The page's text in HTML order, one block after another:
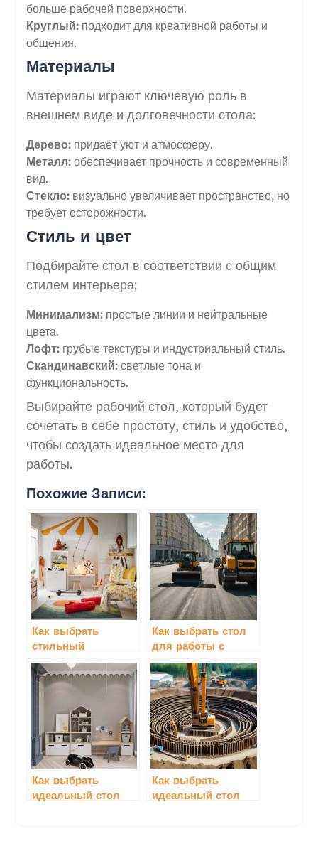
больше рабочей поверхности.
Круглый:подходит для креативной работы и
общения.
Материалы
Материалы играют ключевую роль в
внешнем виде и долговечности стола:
Дерево:придаёт уют и атмосферу.
Металл:обеспечивает прочность и современный
вид.
Стекло:визуально увеличивает пространство, но
требует осторожности.
Стиль и цвет
Подбирайте стол в соответствии с общим
стилем интерьера:
Минимализм:простые линии и нейтральные
цвета.
Лофт:грубые текстуры и индустриальный стиль.
Скандинавский:светлые тона и
функциональность.
Выбирайте рабочий стол, который будет
сочетать в себе простоту, стиль и удобство,
чтобы создать идеальное место для
работы.
Похожие Записи:
Как выбрать
стильный
журнальный стол
для гостиной
Как выбрать стол
для работы с
большим
количеством
документов
Как выбрать
идеальный стол
Как выбрать
идеальный стол